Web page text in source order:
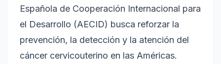
Española de Cooperación Internacional para
el Desarrollo (AECID) busca reforzar la
prevención, la detección y la atención del
cáncer cervicouterino en las Américas.